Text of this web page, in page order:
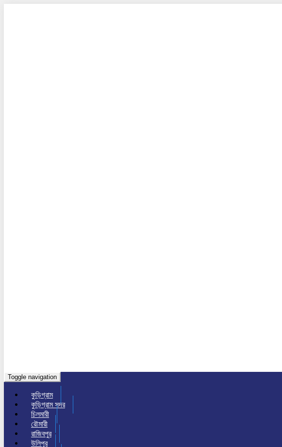
Toggle navigation
কুড়িগ্রাম
কুড়িগ্রাম সদর
চিলমারী
রৌমারী
রাজিবপুর
উলিপুর